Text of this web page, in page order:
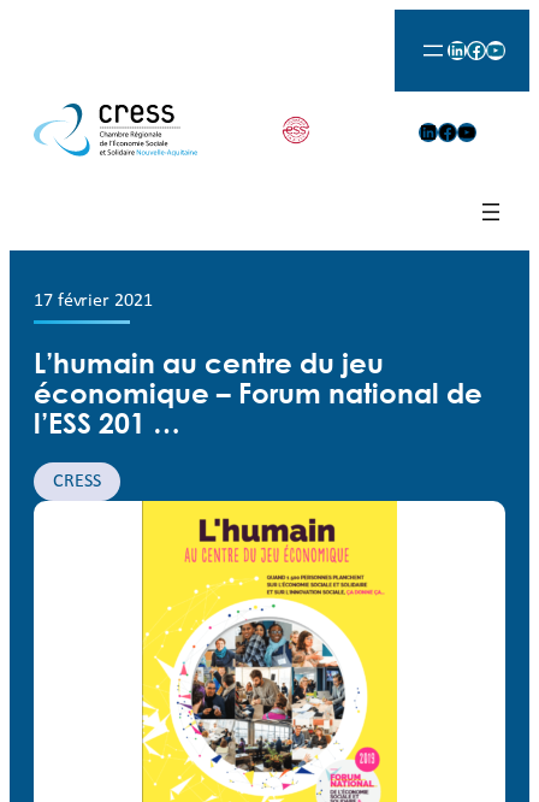
LinkedIn
Facebook
LinkedIn
Facebook
YouTube
17 février 2021
L’humain au centre du jeu
économique – Forum national de
l’ESS 201 …
CRESS